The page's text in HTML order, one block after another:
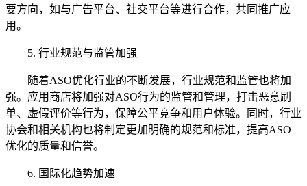
要方向，如与广告平台、社交平台等进行合作，共同推广应
用。
5. 行业规范与监管加强
随着ASO优化行业的不断发展，行业规范和监管也将加
强。应用商店将加强对ASO行为的监管和管理，打击恶意刷
单、虚假评价等行为，保障公平竞争和用户体验。同时，行业
协会和相关机构也将制定更加明确的规范和标准，提高ASO
优化的质量和信誉。
6. 国际化趋势加速